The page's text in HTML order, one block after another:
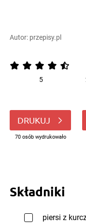
Autor: przepisy.pl
5
DRUKUJ
70 osób wydrukowało
Składniki
piersi z